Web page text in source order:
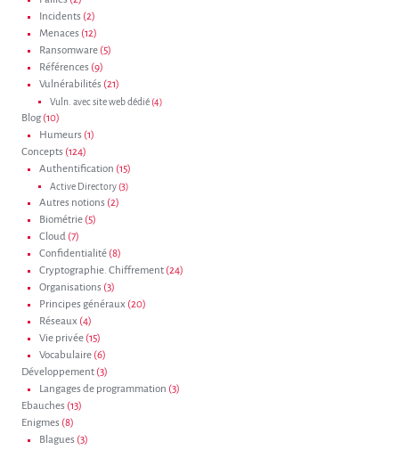
Incidents (2)
Menaces (12)
Ransomware (5)
Références (9)
Vulnérabilités (21)
Vuln. avec site web dédié (4)
Blog(10)
Humeurs (1)
Concepts (124)
Authentification (15)
Active Directory (3)
Autres notions (2)
Biométrie (5)
Cloud (7)
Confidentialité (8)
Cryptographie. Chiffrement (24)
Organisations (3)
Principes généraux (20)
Réseaux (4)
Vie privée (15)
Vocabulaire (6)
Développement (3)
Langages de programmation (3)
Ebauches (13)
Enigmes (8)
Blagues (3)